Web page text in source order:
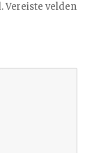
Vereiste velden